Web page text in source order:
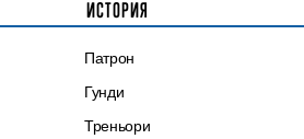
ИСТОРИЯ
Патрон
Гунди
Треньори